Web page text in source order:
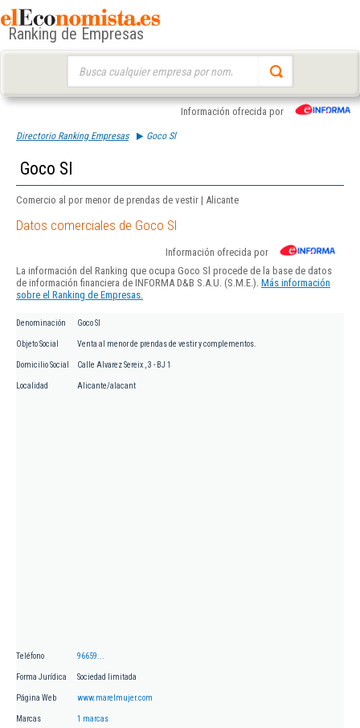
Ranking de Empresas
Información ofrecida por
Directorio Ranking Empresas Goco Sl
Goco Sl
Comercio al por menor de prendas de vestir | Alicante
Datos comerciales de Goco Sl
Información ofrecida por
La información del Ranking que ocupa Goco Sl procede de la base de datos
de información financiera de INFORMA D&B S.A.U. (S.M.E.). Más información
sobre el Ranking de Empresas.
Denominación Goco Sl
Objeto Social Venta al menor de prendas de vestir y complementos.
Domicilio Social Calle Alvarez Sereix , 3 - BJ 1
Localidad Alicante/alacant
Teléfono 96659...
Forma Jurídica Sociedad limitada
Página Web www.marelmujer.com
Marcas 1 marcas